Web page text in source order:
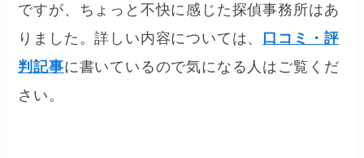
ですが、ちょっと不快に感じた探偵事務所はあ
りました。詳しい内容については、 口コミ・評
判記事に書いているので気になる人はご覧くだ
さい。